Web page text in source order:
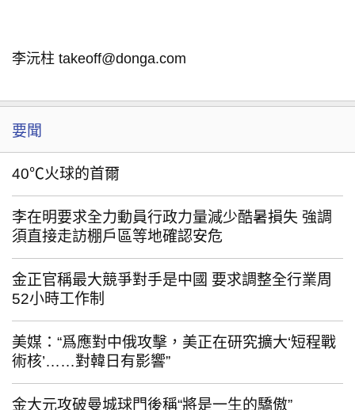
李沅柱 takeoff@donga.com
要聞
40℃火球的首爾
李在明要求全力動員行政力量減少酷暑損失 強調
須直接走訪棚戶區等地確認安危
金正官稱最大競爭對手是中國 要求調整全行業周
52小時工作制
美媒：“爲應對中俄攻擊，美正在研究擴大‘短程戰
術核’……對韓日有影響”
金大元攻破曼城球門後稱“將是一生的驕傲”